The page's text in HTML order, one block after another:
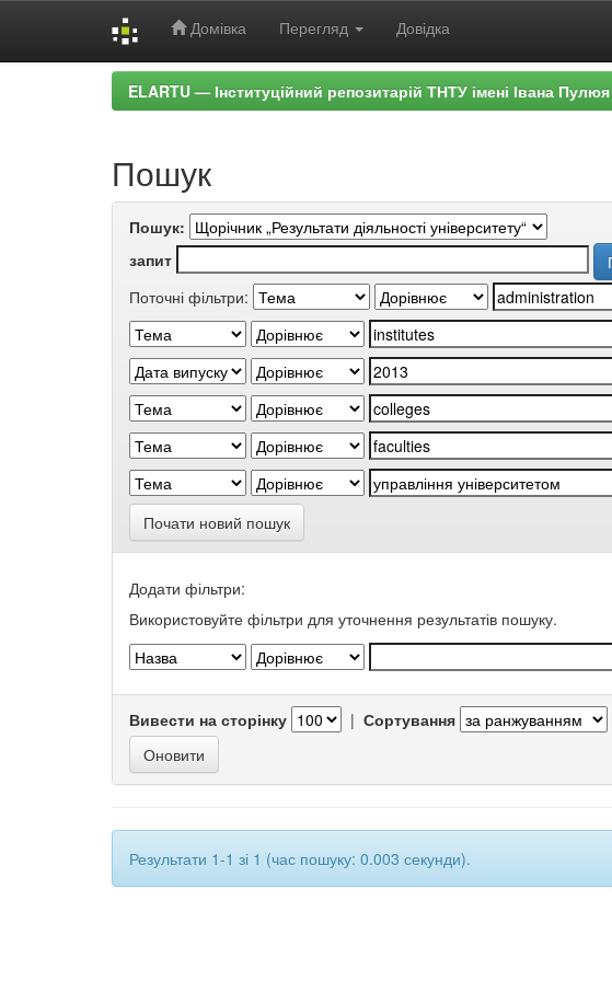
Домівка Перегляд Довідка
ELARTU — Інституційний репозитарій ТНТУ імені Івана Пулюя
Пошук
Пошук:
запит
Поточні фільтри:
Почати новий пошук
Додати фільтри:
Використовуйте фільтри для уточнення результатів пошуку.
Вивести на сторінку | Сортування
Результати 1-1 зі 1 (час пошуку: 0.003 секунди).